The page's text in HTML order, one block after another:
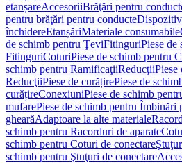
etanșareAccesoriiBrăţări pentru
pentru brăţări pentru conducte
închidereEtanșăriMateriale consumabile
de schimb pentru ŢeviFitinguriPiese de
FitinguriCoturiPiese de schimb pentru
schimb pentru RamificaţiiReducţiiPiese
ReducţiiPiese de curățirePiese de
curățireConexiuniPiese de schimb
mufarePiese de schimb pentru Îmbinări
ghearăAdaptoare la alte materiale
schimb pentru Racorduri de aparate
schimb pentru Coturi de conectare
schimb pentru Ştuţuri de conectare